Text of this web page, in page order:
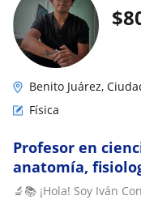
$
Benito Juárez,
Física
Profesor en
anatomía,
🔬📚 ¡Hola! Soy Iván